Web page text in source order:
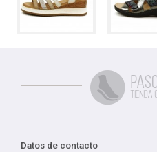
Datos de contacto